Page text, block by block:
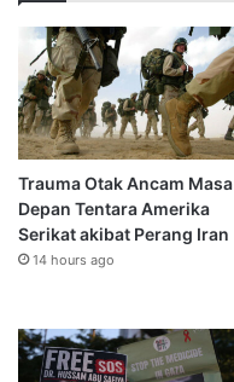
Trauma Otak Ancam Masa
Depan Tentara Amerika
Serikat akibat Perang Iran
14 hours ago